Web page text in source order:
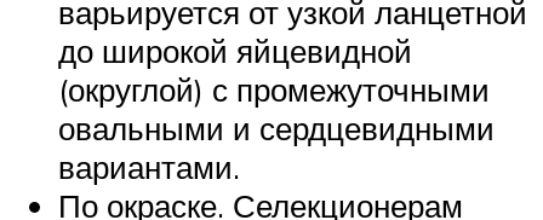
варьируется от узкой ланцетной
до широкой яйцевидной
(округлой) с промежуточными
овальными и сердцевидными
вариантами.
По окраске. Селекционерам